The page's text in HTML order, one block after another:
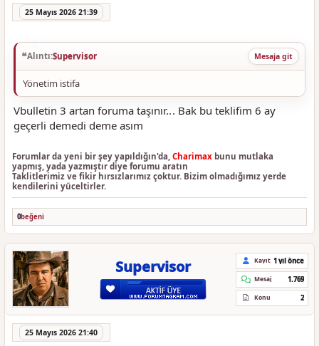
25 Mayıs 2026 21:39
Alıntı:Supervisor Mesaja git
Yönetim istifa
Vbulletin 3 artan foruma taşınır... Bak bu teklifim 6 ay
geçerli demedi deme asım
Forumlar da yeni bir şey yapıldığın'da, Charimax bunu mutlaka
yapmış, yada yazmıştır diye forumu aratın
Taklitlerimiz ve fikir hırsızlarımız çoktur. Bizim olmadığımız yerde
kendilerini yüceltirler.
0beğeni
Supervisor Kayıt 1 yıl önce
Mesaj 1.769
Konu 2
25 Mayıs 2026 21:40